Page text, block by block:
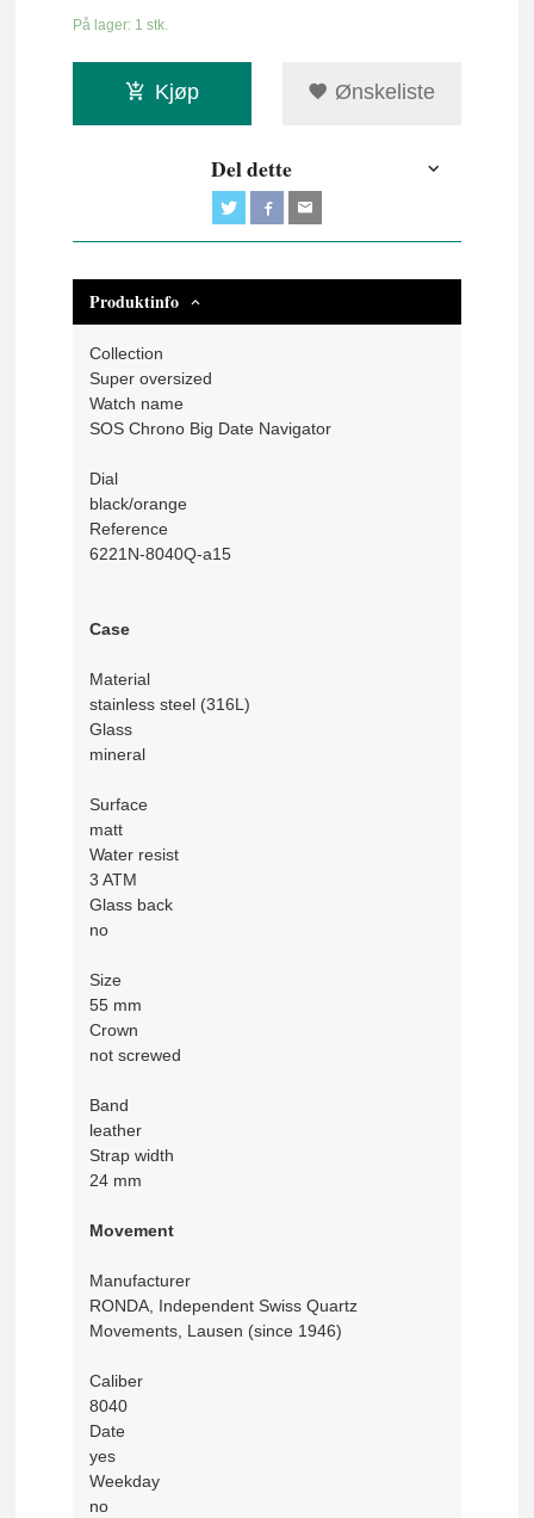
På lager: 1 stk.
Kjøp Ønskeliste
Del dette
Produktinfo
Collection
Super oversized
Watch name
SOS Chrono Big Date Navigator
Dial
black/orange
Reference
6221N-8040Q-a15
Case
Material
stainless steel (316L)
Glass
mineral
Surface
matt
Water resist
3 ATM
Glass back
no
Size
55 mm
Crown
not screwed
Band
leather
Strap width
24 mm
Movement
Manufacturer
RONDA, Independent Swiss Quartz
Movements, Lausen (since 1946)
Caliber
8040
Date
yes
Weekday
no